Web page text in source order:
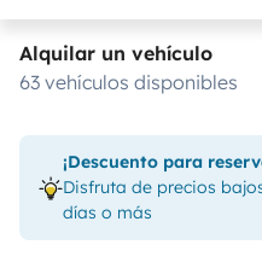
Alquilar un vehículo
63 vehículos disponibles
¡Descuento para
Disfruta de precios
días o más